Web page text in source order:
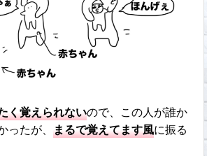
く覚えられないので、この人が誰か
ったが、まるで覚えてます風に振る